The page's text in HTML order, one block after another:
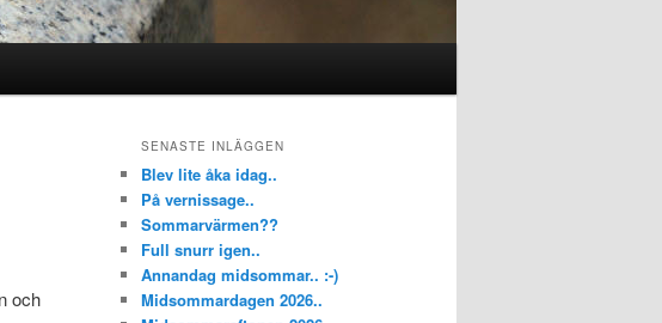
och
SENASTE INLÄGGEN
Blev lite åka idag..
På vernissage..
Sommarvärmen??
Full snurr igen..
Annandag midsommar.. :-)
Midsommardagen 2026..